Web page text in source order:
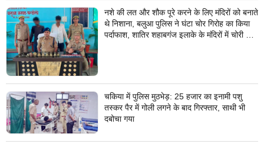
नशे की लत और शौक पूरे करने के लिए मंदिरों को बनाते
थे निशाना, बलुआ पुलिस ने घंटा चोर गिरोह का किया
पर्दाफाश, शातिर शहाबगंज इलाके के मंदिरों में चोरी की
चकिया में पुलिस मुठभेड़: 25 हजार का इनामी पशु
तस्कर पैर में गोली लगने के बाद गिरफ्तार, साथी भी
दबोचा गया